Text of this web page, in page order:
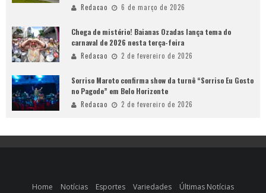
Redacao 6 de março de 2026
Chega de mistério! Baianas Ozadas lança tema do
carnaval de 2026 nesta terça-feira
Redacao 2 de fevereiro de 2026
Sorriso Maroto confirma show da turnê “Sorriso Eu Gosto
no Pagode” em Belo Horizonte
Redacao 2 de fevereiro de 2026
Home Notícias Esportes Variedades Últimas Notícias